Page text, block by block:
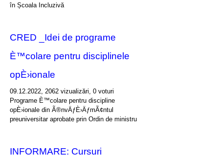
în Școala Incluzivă
CRED _Idei de programe
È™colare pentru disciplinele
opÈ›ionale
09.12.2022, 2062 vizualizări, 0 voturi
Programe È™colare pentru discipline
opÈ›ionale din Ã®nvÄƒÈ›ÄƒmÃ¢ntul
preuniversitar aprobate prin Ordin de ministru
INFORMARE: Cursuri